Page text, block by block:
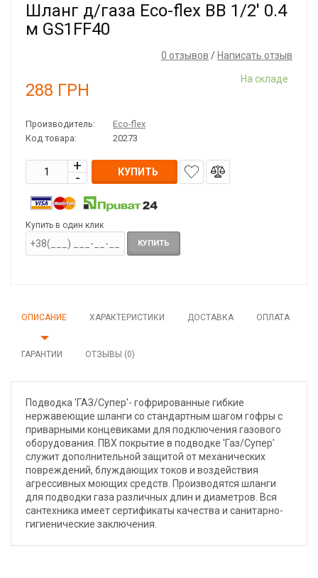
Шланг д/газа Eco-flex ВВ 1/2' 0.4
м GS1FF40
0 отзывов / Написать отзыв
288 ГРН
На складе
Производитель:
Eco-flex
Код товара:
20273
КУПИТЬ
Купить в один клик
КУПИТЬ
ОПИСАНИЕ ХАРАКТЕРИСТИКИ ДОСТАВКА ОПЛАТА
ГАРАНТИИ ОТЗЫВЫ (0)
Подводка 'ГАЗ/Супер'- гофрированные гибкие
нержавеющие шланги со стандартным шагом гофры с
приварными концевиками для подключения газового
оборудования. ПВХ покрытие в подводке 'Газ/Супер'
служит дополнительной защитой от механических
повреждений, блуждающих токов и воздействия
агрессивных моющих средств. Производятся шланги
для подводки газа различных длин и диаметров. Вся
сантехника имеет сертификаты качества и санитарно-
гигиенические заключения.